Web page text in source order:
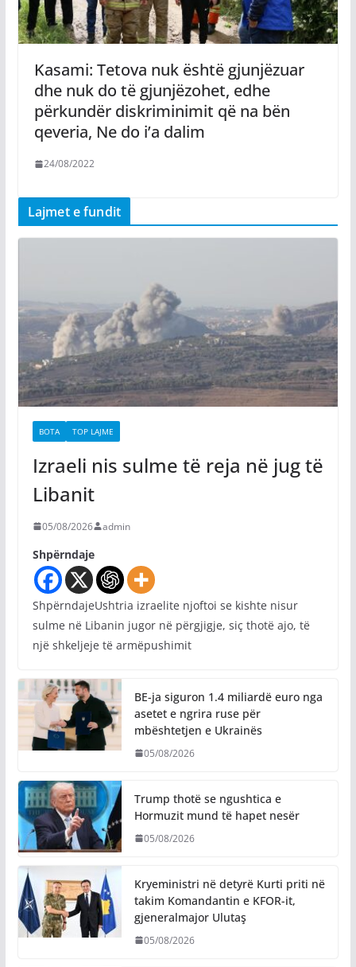
Kasami: Tetova nuk është gjunjëzuar
dhe nuk do të gjunjëzohet, edhe
përkundër diskriminimit që na bën
qeveria, Ne do i’a dalim
24/08/2022
Lajmet e fundit
BOTA TOP LAJME
Izraeli nis sulme të reja në jug të
Libanit
05/08/2026 admin
Shpërndaje
ShpërndajeUshtria izraelite njoftoi se kishte nisur
sulme në Libanin jugor në përgjigje, siç thotë ajo, të
një shkeljeje të armëpushimit
BE-ja siguron 1.4 miliardë euro nga
asetet e ngrira ruse për
mbështetjen e Ukrainës
05/08/2026
Trump thotë se ngushtica e
Hormuzit mund të hapet nesër
05/08/2026
Kryeministri në detyrë Kurti priti në
takim Komandantin e KFOR-it,
gjeneralmajor Ulutaş
05/08/2026